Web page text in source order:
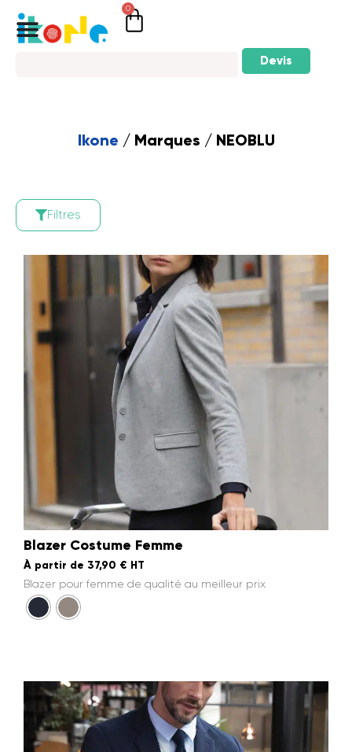
0
Devis
Ikone / Marques / NEOBLU
Filtres
Blazer Costume Femme
À partir de 37,90 € HT
Blazer pour femme de qualité au meilleur prix